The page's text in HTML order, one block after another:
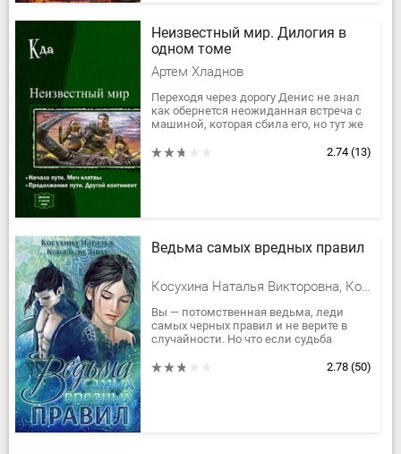
Неизвестный мир. Дилогия в
одном томе
Артем Хладнов
Переходя через дорогу Денис не знал
как обернется неожиданная встреча с
машиной, которая сбила его, но тут же
неизвестного ему мира. Его...
2.74 (13)
Ведьма самых вредных правил
Косухина Наталья Викторовна, Ковальди Анна Георгиевна
Вы — потомственная ведьма, леди
самых черных правил и не верите в
случайности. Но что если судьба
пороге уже стоит незнакомый... 2.78 (50)